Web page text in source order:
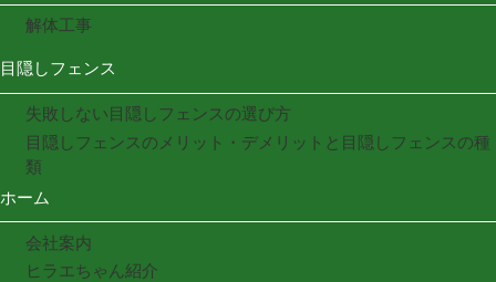
解体工事
目隠しフェンス
失敗しない目隠しフェンスの選び方
目隠しフェンスのメリット・デメリットと目隠しフェンスの種
類
ホーム
会社案内
ヒラエちゃん紹介